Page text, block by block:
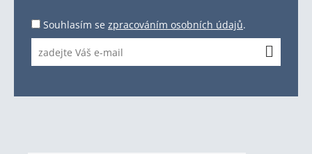
Souhlasím se zpracováním osobních údajů.